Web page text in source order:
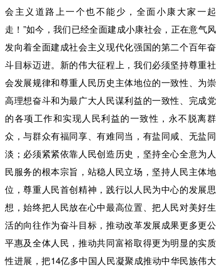
会主义道路上一个也不能少，全面小康大家一起
走！”如今，我们已经全面建成小康社会，正在意气风
发向着全面建成社会主义现代化强国的第二个百年奋
斗目标迈进。新的伟大征程上，我们必须坚持尊重社
会发展规律和尊重人民历史主体地位的一致性、为崇
高理想奋斗和为最广大人民谋利益的一致性、完成党
的各项工作和实现人民利益的一致性，永不脱离群
众，与群众有福同享、有难同当，有盐同咸、无盐同
淡；必须紧紧依靠人民创造历史，坚持全心全意为人
民服务的根本宗旨，站稳人民立场，坚持人民主体地
位，尊重人民首创精神，践行以人民为中心的发展思
想，始终把人民放在心中最高位置、把人民对美好生
活的向往作为奋斗目标，推动改革发展成果更多更公
平惠及全体人民，推动共同富裕取得更为明显的实质
性进展，把14亿多中国人民凝聚成推动中华民族伟大